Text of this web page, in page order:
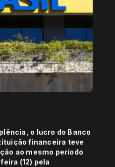
o lucro do Banco
financeira teve
ao mesmo período
(12) pela